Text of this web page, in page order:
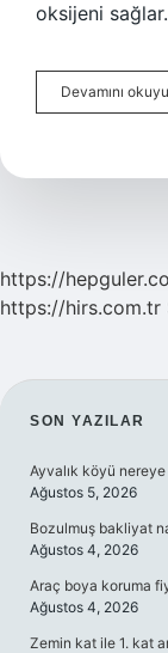
oksijeni
Devamını
https://
https://hirs.com.tr
SON YAZILAR
Ayvalık köyü nereye
Ağustos 5, 2026
Bozulmuş bakliyat
Ağustos 4, 2026
Araç boya koruma
Ağustos 4, 2026
Zemin kat ile 1. kat